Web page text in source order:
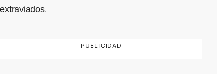
extraviados.
PUBLICIDAD